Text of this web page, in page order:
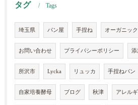
タグ Tags
埼玉県 パン屋 手捏ね オーガニック
お問い合わせ プライバシーポリシー 添
所沢市 Lycka リュッカ 手捏ねパン
自家培養酵母 ブログ 秋津 アレル